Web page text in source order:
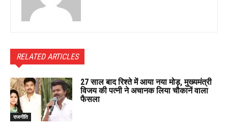
RELATED ARTICLES
राजनीति
27 साल बाद रिश्ते में आया नया मोड़, मुख्यमंत्री
विजय की पत्नी ने अचानक लिया चौकानें वाला
फैसला